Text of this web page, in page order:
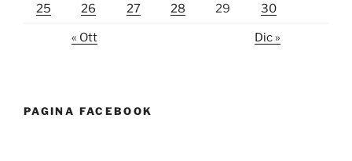
25 26 27 28 29 30
« Ott Dic »
PAGINA FACEBOOK